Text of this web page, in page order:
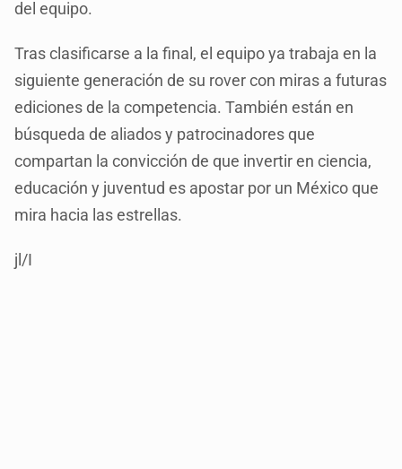
del equipo.
Tras clasificarse a la final, el equipo ya trabaja en la
siguiente generación de su rover con miras a futuras
ediciones de la competencia. También están en
búsqueda de aliados y patrocinadores que
compartan la convicción de que invertir en ciencia,
educación y juventud es apostar por un México que
mira hacia las estrellas.
jl/I